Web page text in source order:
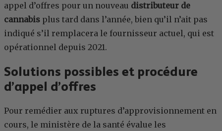
appel d’offres pour un nouveau distributeur de
cannabis plus tard dans l’année, bien qu’il n’ait pas
indiqué s’il remplacera le fournisseur actuel, qui est
opérationnel depuis 2021.
Solutions possibles et procédure
d’appel d’offres
Pour remédier aux ruptures d’approvisionnement en
cours, le ministère de la santé évalue les